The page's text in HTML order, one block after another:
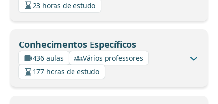
23 horas de estudo
Conhecimentos Específicos
436 aulas
Vários professores
177 horas de estudo